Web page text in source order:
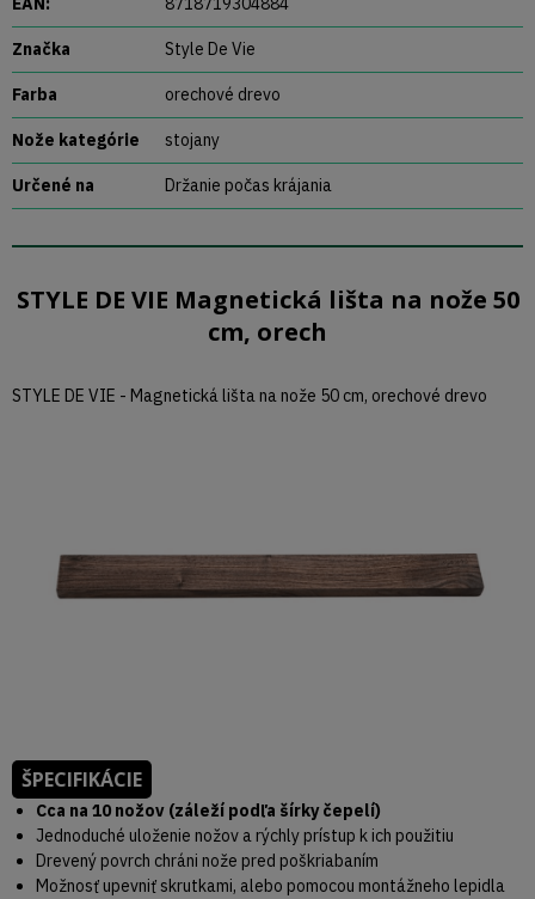
Značka Style De Vie
Farba orechové drevo
Nože kategórie stojany
Určené na Držanie počas krájania
STYLE DE VIE Magnetická lišta na nože 50
cm, orech
STYLE DE VIE - Magnetická lišta na nože 50 cm, orechové drevo
ŠPECIFIKÁCIE
Cca na 10 nožov (záleží podľa šírky čepelí)
Jednoduché uloženie nožov a rýchly prístup k ich použitiu
Drevený povrch chráni nože pred poškriabaním
Možnosť upevniť skrutkami, alebo pomocou montážneho lepidla